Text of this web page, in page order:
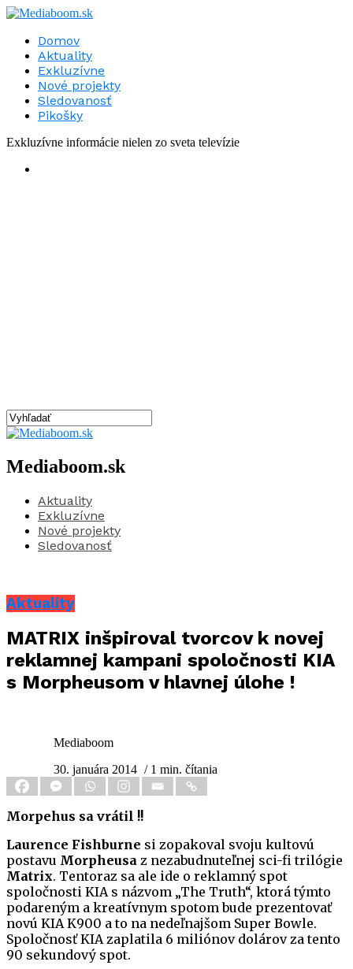
Domov
Aktuality
Exkluzívne
Nové projekty
Sledovanosť
Pikošky
Exkluzívne informácie nielen zo sveta televízie
Mediaboom.sk
Aktuality
Exkluzívne
Nové projekty
Sledovanosť
Aktuality
MATRIX inšpiroval tvorcov k novej
reklamnej kampani spoločnosti KIA
s Morpheusom v hlavnej úlohe !
Mediaboom
30. januára 2014 / 1 min. čítania
Morpehus sa vrátil !!
Laurence Fishburne si zopakoval svoju kultovú
postavu Morpheusa z nezabudnuteľnej sci-fi trilógie
Matrix. Tentoraz sa ale ide o reklamný spot
spoločnosti KIA s názvom „The Truth“, ktorá týmto
podareným a kreatívnym spotom bude prezentovať
novú KIA K900 a to na nedeľnajšom Super Bowle.
Spoločnosť KIA zaplatila 6 miliónov dolárov za tento
90 sekundový spot.